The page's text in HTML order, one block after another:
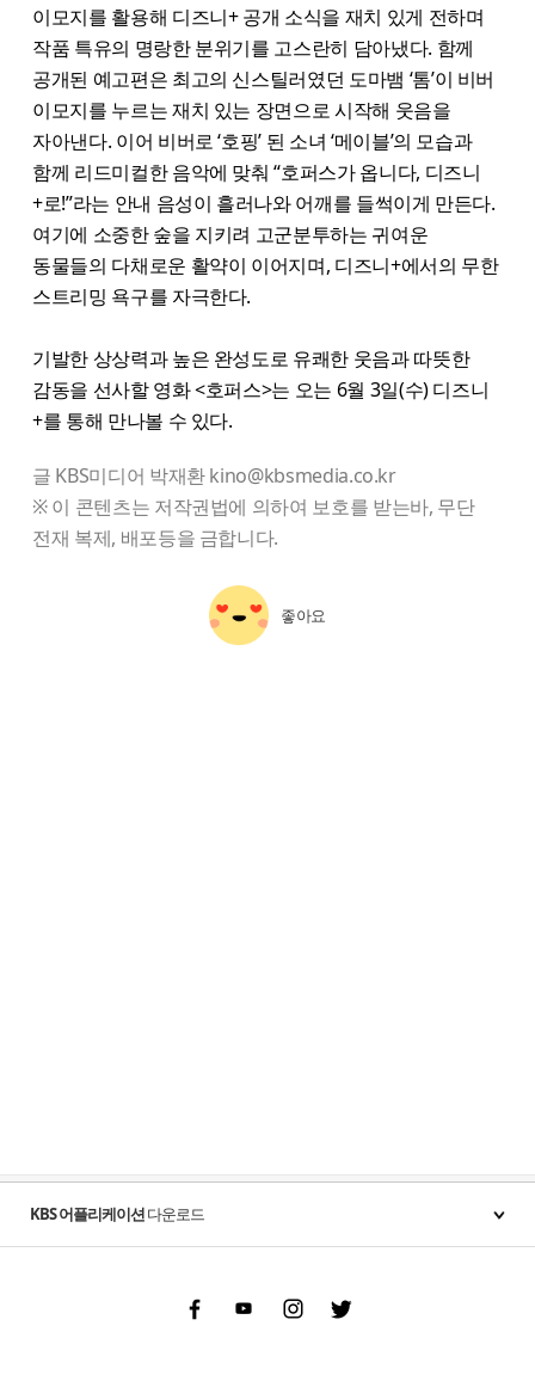
이모지를 활용해 디즈니+ 공개 소식을 재치 있게 전하며
작품 특유의 명랑한 분위기를 고스란히 담아냈다. 함께
공개된 예고편은 최고의 신스틸러였던 도마뱀 ‘톰’이 비버
이모지를 누르는 재치 있는 장면으로 시작해 웃음을
자아낸다. 이어 비버로 ‘호핑’ 된 소녀 ‘메이블’의 모습과
함께 리드미컬한 음악에 맞춰 “호퍼스가 옵니다, 디즈니
+로!”라는 안내 음성이 흘러나와 어깨를 들썩이게 만든다.
여기에 소중한 숲을 지키려 고군분투하는 귀여운
동물들의 다채로운 활약이 이어지며, 디즈니+에서의 무한
스트리밍 욕구를 자극한다.
기발한 상상력과 높은 완성도로 유쾌한 웃음과 따뜻한
감동을 선사할 영화 <호퍼스>는 오는 6월 3일(수) 디즈니
+를 통해 만나볼 수 있다.
글 KBS미디어 박재환 kino@kbsmedia.co.kr
※ 이 콘텐츠는 저작권법에 의하여 보호를 받는바, 무단
전재 복제, 배포등을 금합니다.
좋아요
KBS 어플리케이션다운로드
FacebookYoutubeInstgram Twitter